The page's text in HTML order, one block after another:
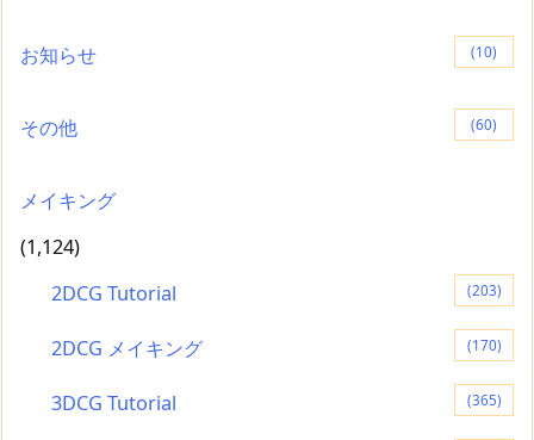
お知らせ (10)
その他 (60)
メイキング
(1,124)
2DCG Tutorial
(203)
2DCG メイキング (170)
3DCG Tutorial (365)